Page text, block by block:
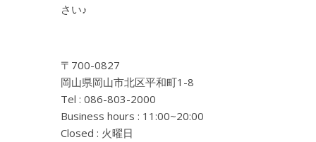
さい♪
〒700-0827
岡山県岡山市北区平和町1-8
Tel : 086-803-2000
Business hours : 11:00~20:00
Closed : 火曜日